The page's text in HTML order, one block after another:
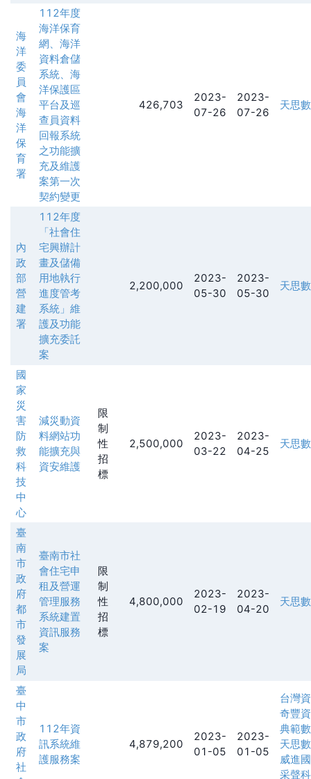
海
洋
委
員
會
海
洋
保
育
署
112年度
海洋保育
網、海洋
資料倉儲
系統、海
洋保護區
平台及巡
查員資料
回報系統
之功能擴
充及維護
案第一次
契約變更
426,703
2023-
07-26
2023-
07-26
天思
內
政
部
營
建
署
112年度
「社會住
宅興辦計
畫及儲備
用地執行
進度管考
系統」維
護及功能
擴充委託
案
2,200,000
2023-
05-30
2023-
05-30
天思
國
家
災
害
防
救
科
技
中
心
減災動資
料網站功
能擴充與
資安維護
限
制
性
招
標
2,500,000
2023-
03-22
2023-
04-25
天思
臺
南
市
政
府
都
市
發
展
局
臺南市社
會住宅申
租及營運
管理服務
系統建置
資訊服務
案
限
制
性
招
標
4,800,000
2023-
02-19
2023-
04-20
天思
臺
中
市
政
府
社
112年資
訊系統維
護服務案
4,879,200
2023-
01-05
2023-
01-05
台灣
奇豐
典範
天思
威進
采聲